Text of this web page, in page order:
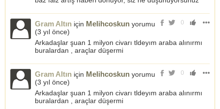
0
Gram Altın için Melihcoskun yorumu
(3 yıl önce)
Arkadaşlar şuan 1 milyon civarı tldeyım araba alınırmı
buralardan , araçlar düşermi
0
Gram Altın için Melihcoskun yorumu
(3 yıl önce)
Arkadaşlar şuan 1 milyon civarı tldeyım araba alınırmı
buralardan , araçlar düşermi